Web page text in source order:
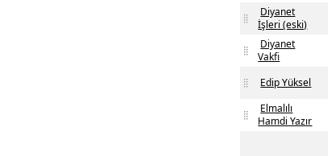
Diyanet
İşleri (eski)
Diyanet
Vakfi
Edip Yüksel
Elmalılı
Hamdi Yazır